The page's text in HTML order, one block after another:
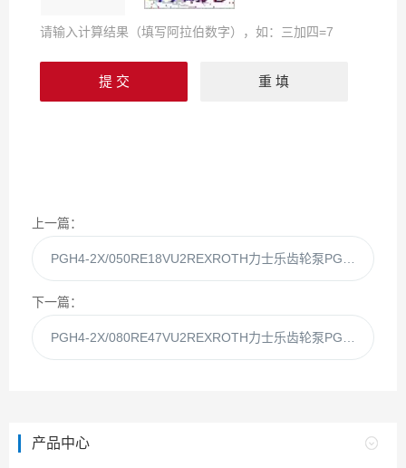
请输入计算结果（填写阿拉伯数字），如：三加四=7
上一篇：
下一篇：
产品中心